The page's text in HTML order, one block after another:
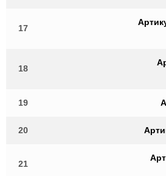
17
18
19
20
21